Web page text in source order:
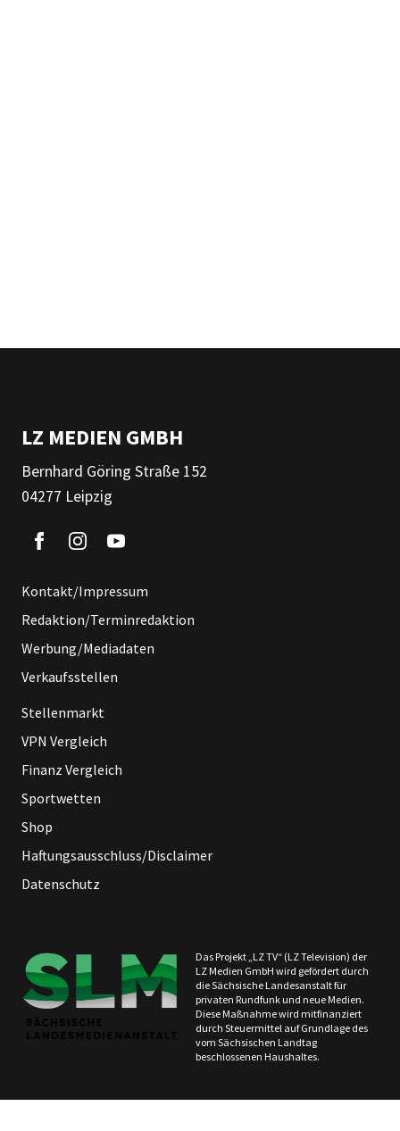
LZ MEDIEN GMBH
Bernhard Göring Straße 152
04277 Leipzig
Kontakt/Impressum
Redaktion/Terminredaktion
Werbung/Mediadaten
Verkaufsstellen
Stellenmarkt
VPN Vergleich
Finanz Vergleich
Sportwetten
Shop
Haftungsausschluss/Disclaimer
Datenschutz
Das Projekt „LZ TV“ (LZ Television) der
LZ Medien GmbH wird gefördert durch
die Sächsische Landesanstalt für
privaten Rundfunk und neue Medien.
Diese Maßnahme wird mitfinanziert
durch Steuermittel auf Grundlage des
vom Sächsischen Landtag
beschlossenen Haushaltes.